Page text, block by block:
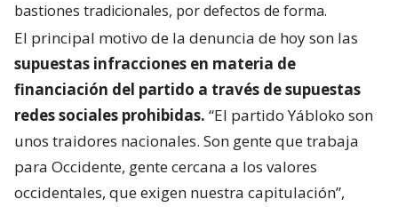
bastiones tradicionales, por defectos de forma.
El principal motivo de la denuncia de hoy son las
supuestas infracciones en materia de
financiación del partido a través de supuestas
redes sociales prohibidas. “El partido Yábloko son
unos traidores nacionales. Son gente que trabaja
para Occidente, gente cercana a los valores
occidentales, que exigen nuestra capitulación”,